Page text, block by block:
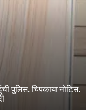
पुलिस, चिपकाया नोटिस,